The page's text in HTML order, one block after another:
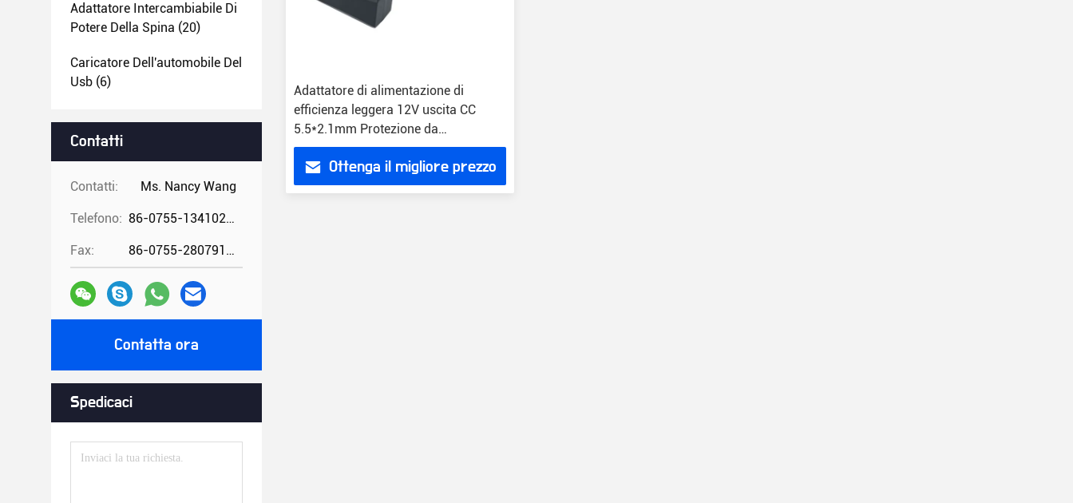
Adattatore Intercambiabile Di
Potere Della Spina (20)
Caricatore Dell'automobile Del
Usb (6)
Contatti
Contatti: Ms. Nancy Wang
Telefono: 86-0755-13410274294
Fax: 86-0755-28079166
Contatta ora
Spedicaci
Adattatore di alimentazione di
efficienza leggera 12V uscita CC
5.5*2.1mm Protezione da
sovraccarico del connettore
Ottenga il migliore prezzo